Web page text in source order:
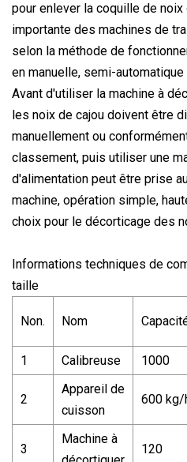
pour enlever la coquille de
importante des machines de
selon la méthode de
en manuelle, semi-
Avant d'utiliser la machine à
les noix de cajou doivent être
manuellement ou
classement, puis utiliser une
d'alimentation peut être prise
machine, opération simple,
choix pour le décorticage des
Informations techniques de
taille
Non. Nom
1
Calibreuse 1000
2
Appareil de
cuisson
600 kg/
3
Machine à
120